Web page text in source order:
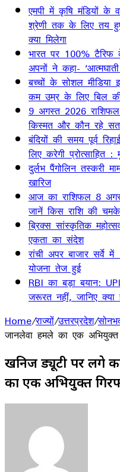
एमपी में कृषि मंडियों के
श्रेणी तक के लिए तय
क्या मिलेगा
भारत पर 100%
अपनों ने कहा-
बच्चों के सोशल
कम उम्र के लिए बिल
9 अगस्त 2026
किस्मत और कौन रहे
बंदियों की समय पूर्व
लिए करेगी प्रोत्साहित
दुर्लभ पैंगोलिन तस्करी
खारिज
आज का राशिफल 8
जानें किस राशि की
ब्रिक्स सांस्कृतिक
एकता का संदेश
रांची अपर बाजार सर्वे
योजना तेज हुई
RBI का बड़ा बयान:
जरूरत नहीं, जानिए
Home/राज्यों/उत्तरप्रदेश/
जानलेवा हमले का एक अभियुक्त
खनिज ड्यूटी पर लगे
का एक अभियुक्त